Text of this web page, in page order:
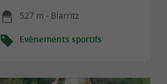
527 m - Biarritz
Evènements sportifs